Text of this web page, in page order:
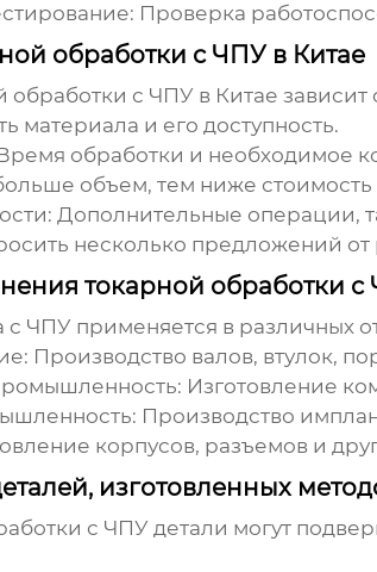
Проверка
обработки с ЧПУ в Китае
обработки с ЧПУ в Китае зависит
материала и его доступность.
обработки и необходимое
объем, тем ниже
Дополнительные операции,
несколько предложений
токарной обработки с
с ЧПУ применяется в различных
Производство валов, втулок,
Изготовление
Производство
корпусов, разъемов и
изготовленных
с ЧПУ детали могут